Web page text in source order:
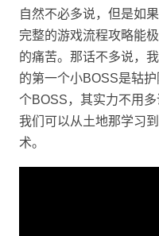
自然不必多说，但是如
完整的游戏流程攻略能
的痛苦。那话不多说，
的第一个小BOSS是轱
个BOSS，其实力不用
我们可以从土地那学习
术。